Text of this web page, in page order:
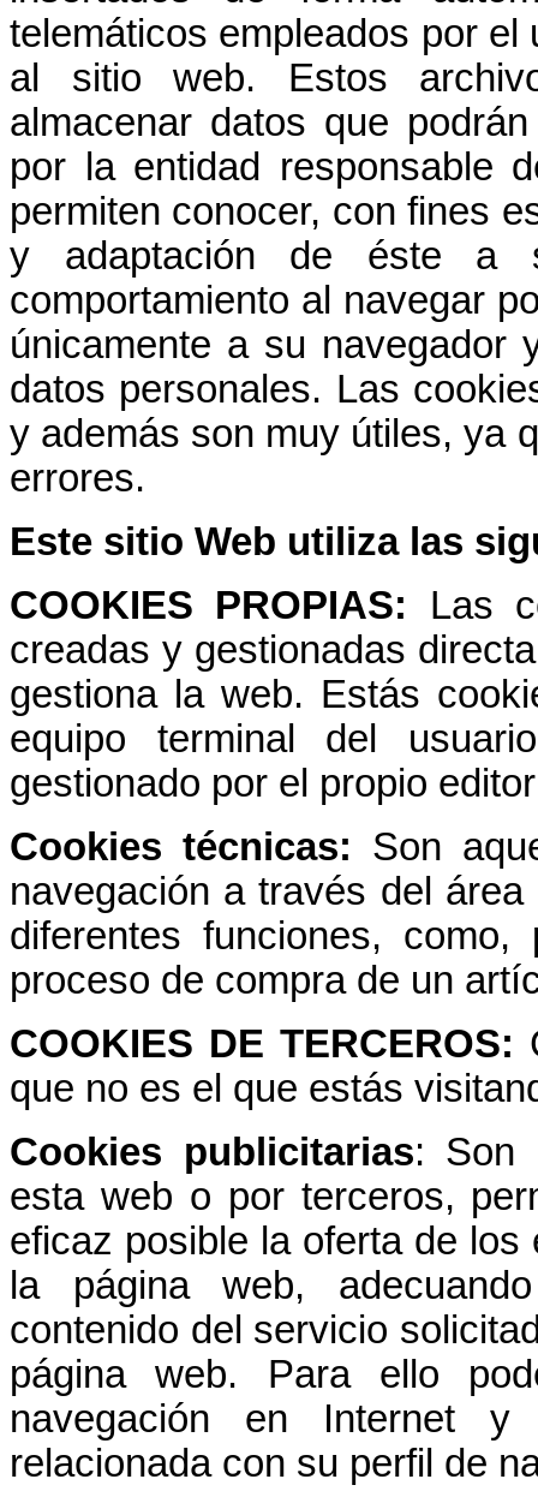
telemáticos empleados por
al sitio web. Estos
almacenar datos que
por la entidad responsable
permiten conocer, con fines
y adaptación de éste a
comportamiento al navegar
únicamente a su navegador
datos personales. Las
y además son muy útiles, ya
errores.
Este sitio Web utiliza las
COOKIES PROPIAS: Las
creadas y gestionadas
gestiona la web. Estás
equipo terminal del
gestionado por el propio
Cookies técnicas: Son
navegación a través del
diferentes funciones,
proceso de compra de un
COOKIES DE TERCEROS:
que no es el que estás
Cookies publicitarias: Son
esta web o por terceros,
eficaz posible la oferta de
la página web,
contenido del servicio
página web. Para ello
navegación en Internet y
relacionada con su perfil de